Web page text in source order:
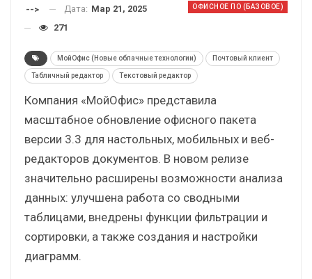
ОФИСНОЕ ПО (БАЗОВОЕ)
--> Дата: Мар 21, 2025
271
МойОфис (Новые облачные технологии) Почтовый клиент
Табличный редактор Текстовый редактор
Компания «МойОфис» представила
масштабное обновление офисного пакета
версии 3.3 для настольных, мобильных и веб-
редакторов документов. В новом релизе
значительно расширены возможности анализа
данных: улучшена работа со сводными
таблицами, внедрены функции фильтрации и
сортировки, а также создания и настройки
диаграмм.